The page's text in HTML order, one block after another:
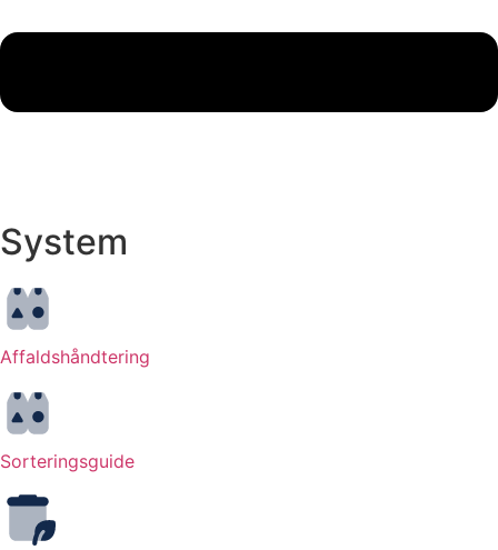
System
Affaldshåndtering
Sorteringsguide